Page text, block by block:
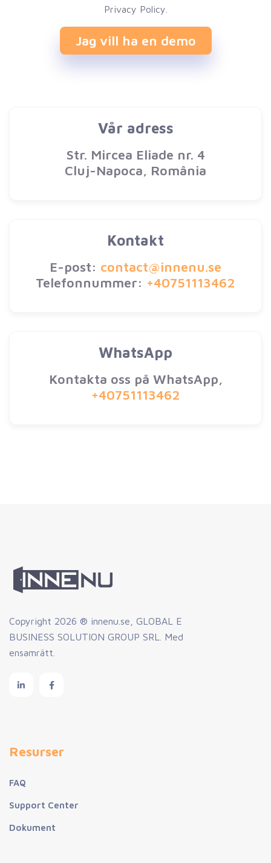
Privacy Policy.
Jag vill ha en demo
Vår adress
Str. Mircea Eliade nr. 4
Cluj-Napoca, România
Kontakt
E-post: contact@innenu.se
Telefonnummer: +40751113462
WhatsApp
Kontakta oss på WhatsApp,
+40751113462
Copyright 2026 ® innenu.se, GLOBAL E
BUSINESS SOLUTION GROUP SRL. Med
ensamrätt.
Resurser
FAQ
Support Center
Dokument